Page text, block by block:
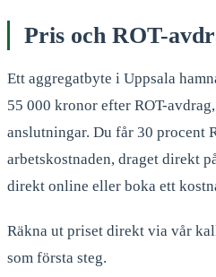
Pris och ROT-
Ett aggregatbyte i Uppsala
55 000 kronor efter ROT-
anslutningar. Du får 30 procent
arbetskostnaden, draget direkt
direkt online eller boka ett
Räkna ut priset direkt via vår
som första steg.